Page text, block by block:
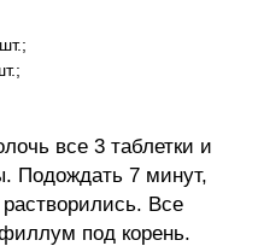
все 3 таблетки и
Подождать 7 минут,
Все
под корень.